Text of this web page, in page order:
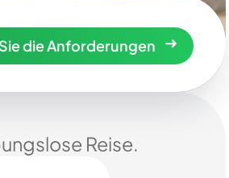
die Anforderungen
Reise.